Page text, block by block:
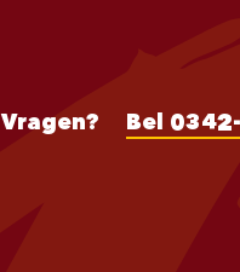
Vragen? Bel